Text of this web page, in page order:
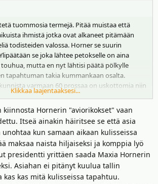
tuommosia termejä. Pitää muistaa että
ihmistä jotka ovat alkaneet pitämään
todisteiden valossa. Horner se suurin
se joka lähtee petokselle on aina
touhua, mutta en nyt lähtisi päätä pölkylle
tapahtuman takia kummankaan osalta.
varmaan 60 prossaa on uskottomia niin
asia enkä lähtisi ketään leimaamaan "huoraksi"
perusteella.
Klikkaa laajentaaksesi...
kiinnosta Hornerin "aviorikokset" vaan
Itseä ainakin häiritsee se että asia
kun samaan aikaan kulisseissa
maksaa naista hiljaiseksi ja komppia lyö
presidentti yrittäen saada Maxia Hornerin
Asiahan ei pitänyt kuulua tallin
kas mitä kulisseissa tapahtuu.